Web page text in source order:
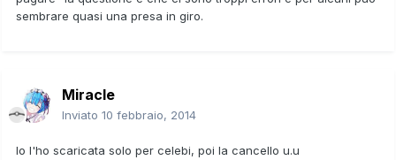
sembrare quasi una presa in giro.
Miracle
Inviato 10 febbraio, 2014
Io l'ho scaricata solo per celebi, poi la cancello u.u